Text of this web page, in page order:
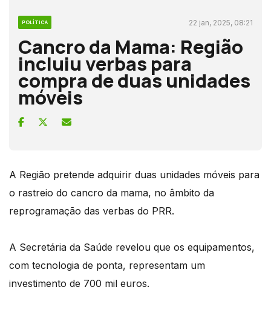
POLÍTICA 22 jan, 2025, 08:21
Cancro da Mama: Região
incluiu verbas para
compra de duas unidades
móveis
A Região pretende adquirir duas unidades móveis para
o rastreio do cancro da mama, no âmbito da
reprogramação das verbas do PRR.
A Secretária da Saúde revelou que os equipamentos,
com tecnologia de ponta, representam um
investimento de 700 mil euros.